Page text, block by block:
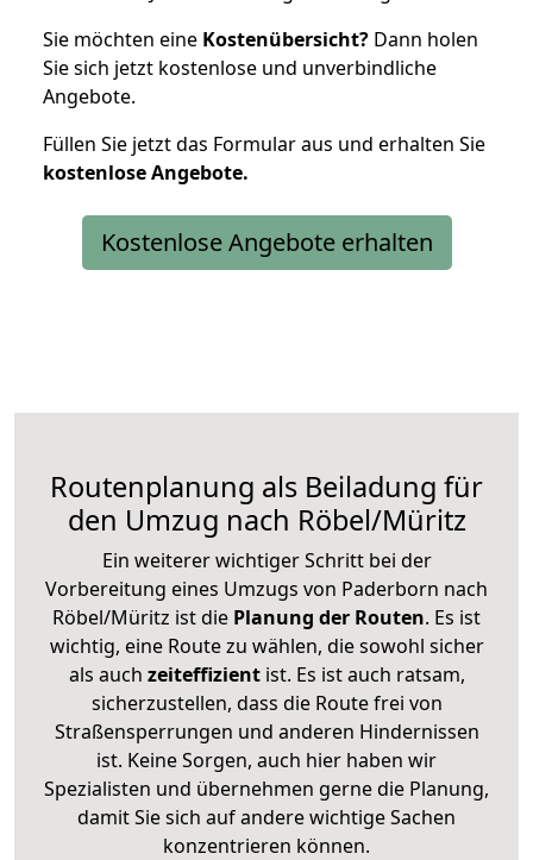
Sie möchten eine Kostenübersicht? Dann holen
Sie sich jetzt kostenlose und unverbindliche
Angebote.
Füllen Sie jetzt das Formular aus und erhalten Sie
kostenloseAngebote.
Kostenlose Angebote erhalten
Routenplanung als Beiladung für
den Umzug nach Röbel/Müritz
Ein weiterer wichtiger Schritt bei der
Vorbereitung eines Umzugs von Paderborn nach
Röbel/Müritz ist die Planung der Routen. Es ist
wichtig, eine Route zu wählen, die sowohl sicher
als auch zeiteffizientist. Es ist auch ratsam,
sicherzustellen, dass die Route frei von
Straßensperrungen und anderen Hindernissen
ist. Keine Sorgen, auch hier haben wir
Spezialisten und übernehmen gerne die Planung,
damit Sie sich auf andere wichtige Sachen
konzentrieren können.